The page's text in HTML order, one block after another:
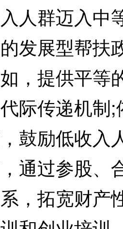
人群迈入中
发展型帮扶
，提供平等
际传递机制
鼓励低收入
通过参股、
，拓宽财产